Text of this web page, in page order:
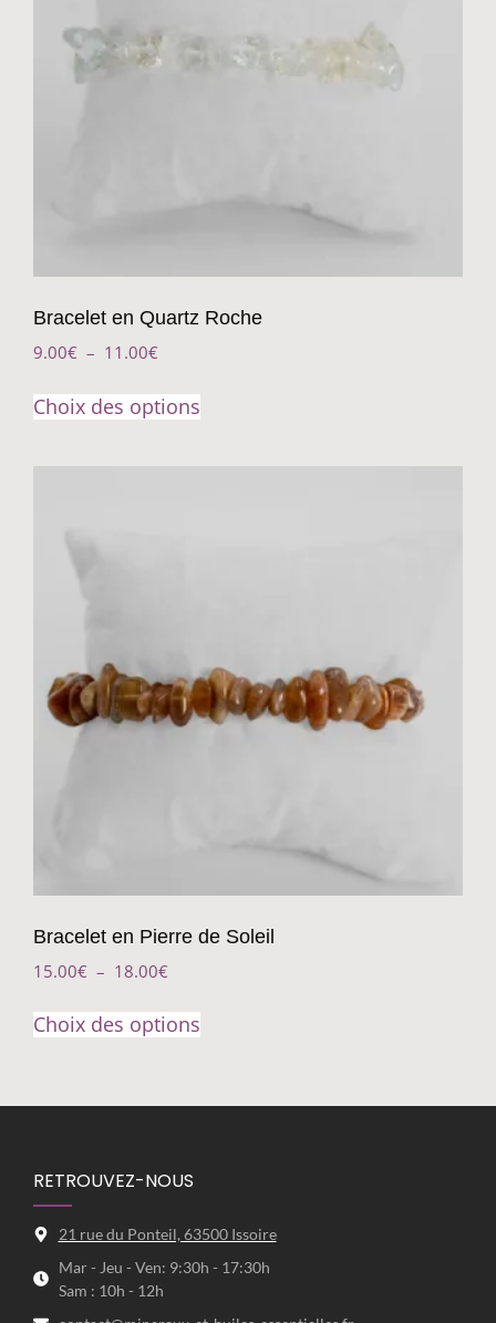
Bracelet en Quartz Roche
9.00€ – 11.00€
Choix des options
Bracelet en Pierre de Soleil
15.00€ – 18.00€
Choix des options
RETROUVEZ-NOUS
21 rue du Ponteil, 63500 Issoire
Mar - Jeu - Ven: 9:30h - 17:30h
Sam : 10h - 12h